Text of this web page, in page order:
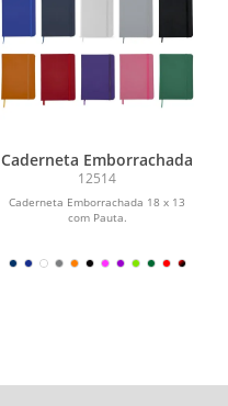
Caderneta Emborrachada
12514
Caderneta Emborrachada 18 x 13
com Pauta.